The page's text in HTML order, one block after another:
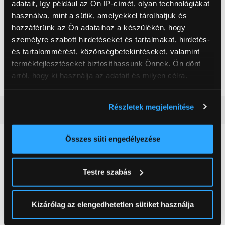
adatait, így például az Ön IP-címét, olyan technológiákat
használva, mint a sütik, amelyekkel tárolhatjuk és
hozzáférünk az Ön adataihoz a készülékén, hogy
személyre szabott hirdetéseket és tartalmakat, hirdetés-
és tartalommérést, közönségbetekintéseket, valamint
termékfejlesztéseket biztosíthassunk Önnek. Ön dönt
arról, hogy ki használja az adatait és milyen célra.
elhelyezkedéséről pár méteres pontossággal
Az Ön készülékén beazonosítása annak konkrét
módjairól és adja meg preferenciáit aRészletek
pontban. Bármikor módosíthatja vagy visszavonhatja a
Sütinyilatkozathoz való hozzájárulását.
Részletek megjelenítése
Összes süti engedélyezése
Testre szabás
Kizárólag az elengedhetetlen sütiket használja
Kijelző felbontása
FullHD (1920x1080)
Maximális képfrissítés
144 Hz
Háttértár
Extra funkció
Billentyűzet világítás
Szín
Szürke
Neked ajánljuk